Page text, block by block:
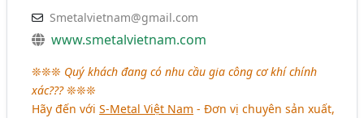
Smetalvietnam@gmail.com
www.smetalvietnam.com
❊❊❊ Quý khách đang có nhu cầu gia công cơ khí chính
xác???❊❊❊
Hãy đến vớiS-Metal Việt Nam - Đơn vị chuyên sản xuất,